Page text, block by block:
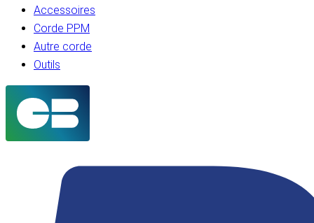
Accessoires
Corde PPM
Autre corde
Outils